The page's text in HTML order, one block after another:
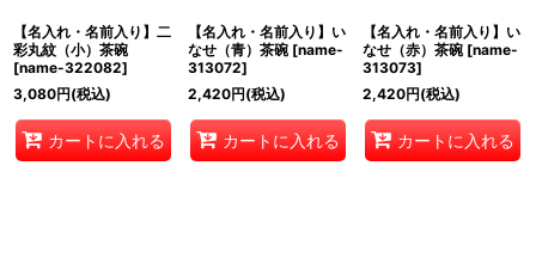
【名入れ・名前入り】二
彩丸紋（小）茶碗
[name-322082]
3,080円(税込)
カートに入れる
【名入れ・名前入り】い
なせ（青）茶碗 [name-
313072]
2,420円(税込)
カートに入れる
【名入れ・名前入り】い
なせ（赤）茶碗 [name-
313073]
2,420円(税込)
カートに入れる